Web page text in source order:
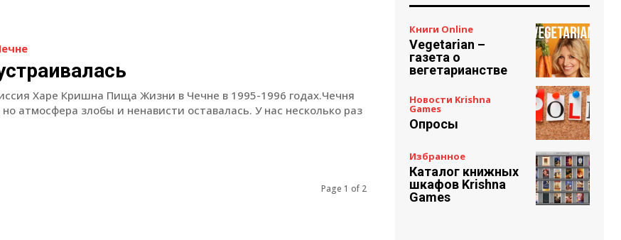
Харе Кришна Пища Жизни в Чечне в 1995-1996 годах.Чечня
но атмосфера злобы и ненависти оставалась. У нас несколько раз
Page 1 of 2
Книги Online
Vegetarian –
газета о
вегетарианстве
Новости Krishna
Games
Опросы
Избранное
Каталог книжных
шкафов Krishna
Games